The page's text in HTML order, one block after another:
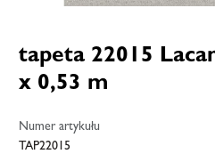
tapeta 22015
x 0,53 m
Numer artykułu
TAP22015